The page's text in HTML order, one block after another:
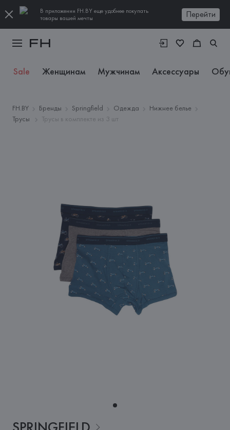
В приложении FH.BY еще удобнее покупать
товары вашей мечты
Перейти
Sale Женщинам Мужчинам Аксессуары
FH.BY Бренды Springfield Одежда
Нижнее белье
Трусы
Трусы в комплекте из 3 шт